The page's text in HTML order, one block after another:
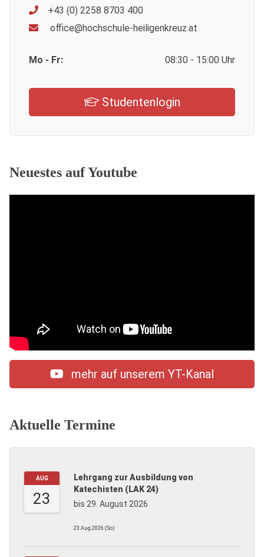
+43 (0) 2258 8703 400
office@hochschule-heiligenkreuz.at
Mo - Fr: 08:30 - 15:00 Uhr
Studentenlogin
Neuestes auf Youtube
mehr auf unserem YT-Kanal
Aktuelle Termine
AUG
23
Lehrgang zur Ausbildung von
Katechisten (LAK 24)
bis 29. August 2026
23.Aug.2026 (So)